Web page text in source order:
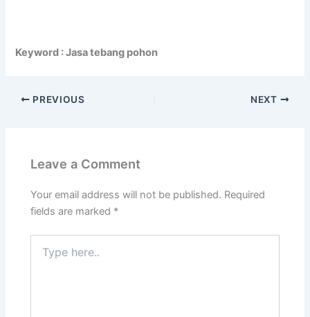
Keyword : Jasa tebang pohon
PREVIOUS NEXT
Leave a Comment
Your email address will not be published. Required
fields are marked *
here..